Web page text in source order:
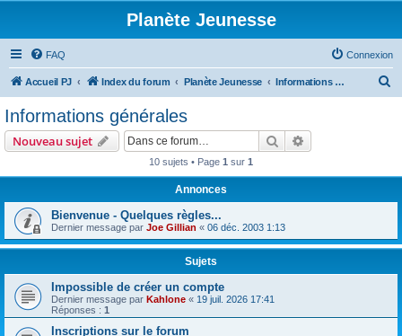
Planète Jeunesse
FAQ Connexion
Accueil PJ Index du forum Planète Jeunesse Informations générales
e
r
Informations générales
Nouveau sujet Rechercher
10 sujets • Page 1 sur 1
Annonces
Bienvenue - Quelques règles...
Dernier message par Joe Gillian « 06 déc. 2003 1:13
Sujets
Impossible de créer un compte
Dernier message par Kahlone « 19 juil. 2026 17:41
Réponses : 1
Inscriptions sur le forum